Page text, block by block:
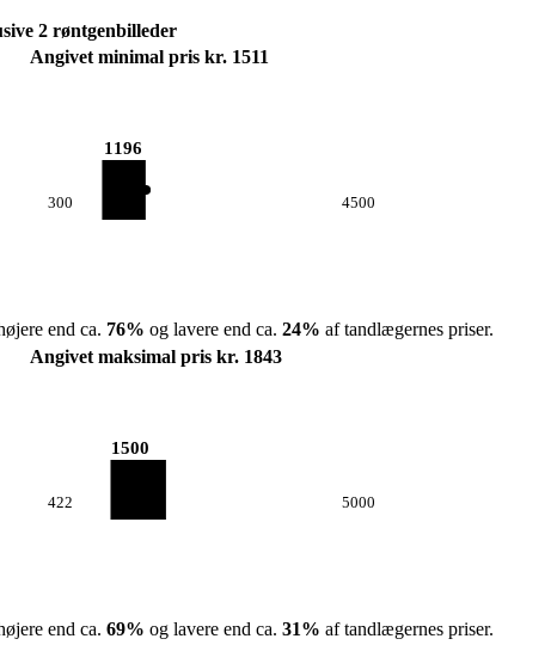
2 røntgenbilleder
Angivet minimal pris kr. 1511
300
1196
4500
end ca. 76% og lavere end ca. 24% af tandlægernes priser.
Angivet maksimal pris kr. 1843
422
1500
5000
end ca. 69% og lavere end ca. 31% af tandlægernes priser.